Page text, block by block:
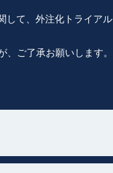
して、外注化トライアル
、ご了承お願いします。